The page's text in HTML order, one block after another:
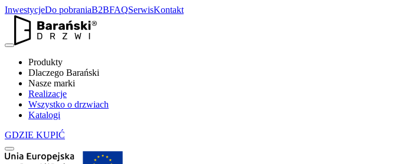
InwestycjeDo pobraniaB2BFAQSerwisKontakt
Produkty
Dlaczego Barański
Nasze marki
Realizacje
Wszystko o drzwiach
Katalogi
GDZIE KUPIĆ